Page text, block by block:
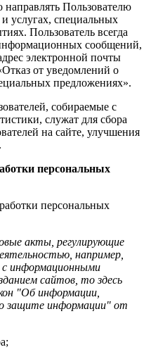
Пользователю
услугах, специальных
Пользователь всегда
сообщений,
электронной почты
от уведомлений о
предложениях».
собираемые с
служат для сбора
на сайте, улучшения
персональных
персональных
акты, регулирующие
например,
с информационными
сайтов, то здесь
"Об информации,
защите информации" от